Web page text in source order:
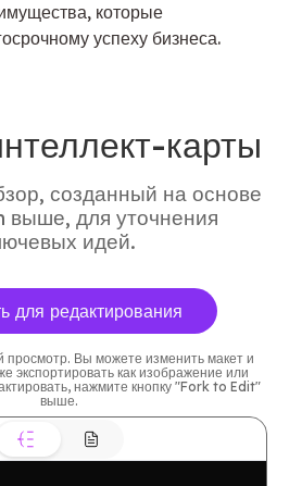
которые
успеху бизнеса.
карты
созданный на основе
выше, для уточнения
идей.
для редактирования
просмотр. Вы можете изменить макет и
экспортировать как изображение или
нажмите кнопку "Fork to Edit"
выше.